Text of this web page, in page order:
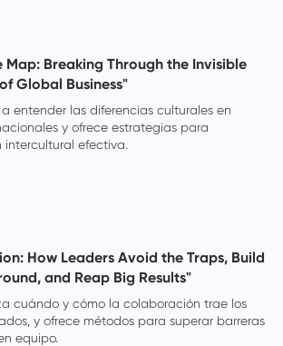
Map: Breaking Through the Invisible
Global Business"
entender las diferencias culturales en
y ofrece estrategias para
intercultural efectiva.
How Leaders Avoid the Traps, Build
and Reap Big Results"
cuándo y cómo la colaboración trae los
y ofrece métodos para superar barreras
equipo.